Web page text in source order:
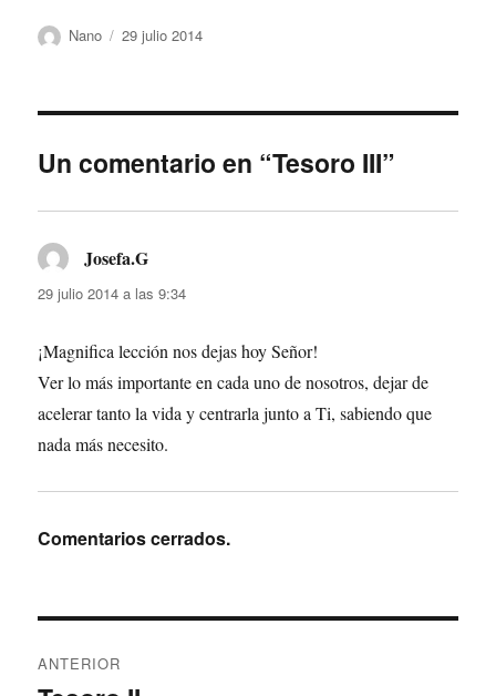
Autor
Nano
Publicado
29 julio 2014
Un comentario en “Tesoro III”
Josefa.G
29 julio 2014 a las 9:34
¡Magnifica lección nos dejas hoy Señor!
Ver lo más importante en cada uno de nosotros, dejar de
acelerar tanto la vida y centrarla junto a Ti, sabiendo que
nada más necesito.
Comentarios cerrados.
ANTERIOR